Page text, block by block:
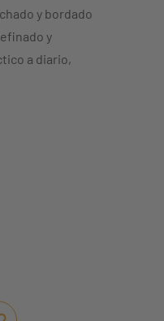
y bordado
y
a diario,